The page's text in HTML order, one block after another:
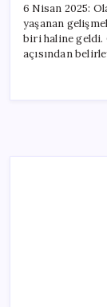
6 Nisan 2025:
yaşanan
biri haline geldi.
açısından